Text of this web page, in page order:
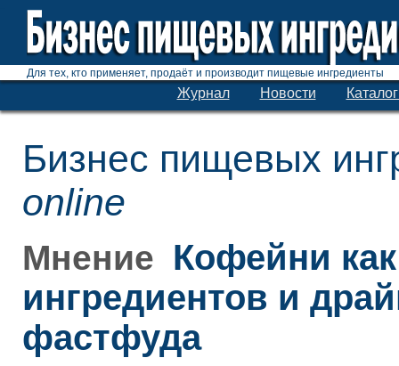
Для тех, кто применяет, продаёт и производит пищевые ингредиенты
Журнал Новости
Бизнес пищевых
online
Мнение Кофейни
ингредиентов и
фастфуда